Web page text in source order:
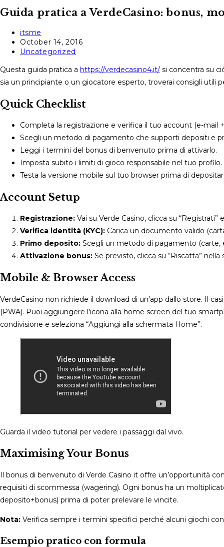
Guida pratica a VerdeCasino: bonus,
Post
author:
itsme
Post
published:
October 14, 2016
Post
Uncategorized
Questa guida pratica a https://verdecasino4.it/ si concentra su
sia un principiante o un giocatore esperto, troverai consigli utili
Quick Checklist
Completa la registrazione e verifica il tuo account (e-mail
Scegli un metodo di pagamento che supporti depositi e
Leggi i termini del bonus di benvenuto prima di attivarlo.
Imposta subito i limiti di gioco responsabile nel tuo profilo.
Testa la versione mobile sul tuo browser prima di
Account Setup
Registrazione: Vai su Verde Casino, clicca su
Verifica identità (KYC): Carica un documento valido
Primo deposito: Scegli un metodo di pagamento (carte,
Attivazione bonus: Se previsto, clicca su “Riscatta”
Mobile & Browser Access
VerdeCasino non richiede il download di un’app dallo store. Il
(PWA). Puoi aggiungere l’icona alla home screen del tuo
condivisione e seleziona “Aggiungi alla schermata Home”.
Guarda il video tutorial per vedere i passaggi dal vivo.
Maximising Your Bonus
Il bonus di benvenuto di Verde Casino it offre un’opportunità
requisiti di scommessa (wagering). Ogni bonus ha un
deposito+bonus) prima di poter prelevare le vincite.
Nota: Verifica sempre i termini specifici perché alcuni giochi
Esempio pratico con formula